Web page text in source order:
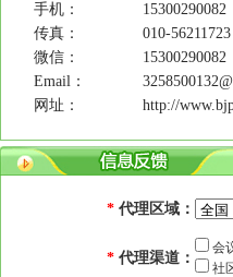
手机：
15300290082
传真：
010-56211723
微信：
15300290082
Email：
网址：
http://
* 代理区域：
* 代理渠道：
会
社